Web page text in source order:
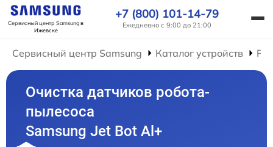
Сервисный центр Samsungв
Ижевске
+7 (800) 101-14-79
Ежедневно с 9:00 до 21:00
Сервисный центр Samsung Каталог устройств
Очистка датчиков робота-
пылесоса
Samsung Jet Bot Al+